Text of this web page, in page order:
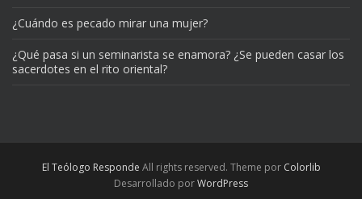
¿Cuándo es pecado mirar una mujer?
¿Qué pasa si un seminarista se enamora? ¿Se pueden casar los
sacerdotes en el rito oriental?
El Teólogo Responde All rights reserved. Theme por Colorlib
Desarrollado porWordPress